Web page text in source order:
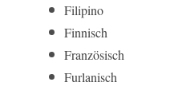
Filipino
Finnisch
Französisch
Furlanisch